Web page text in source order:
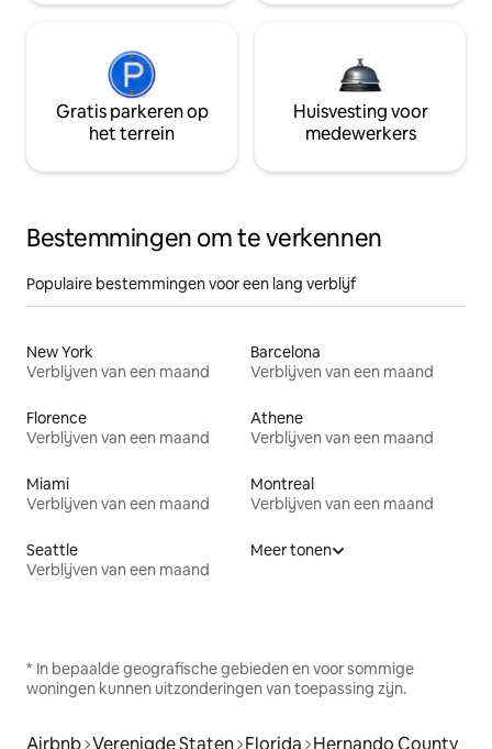
Gratis parkeren op
het terrein
Huisvesting voor
medewerkers
Bestemmingen om te verkennen
Populaire bestemmingen voor een lang verblijf
New York
Verblijven van een maand
Barcelona
Verblijven van een maand
Florence
Verblijven van een maand
Athene
Verblijven van een maand
Miami
Verblijven van een maand
Montreal
Verblijven van een maand
Seattle
Verblijven van een maand
Meer tonen
* In bepaalde geografische gebieden en voor sommige
woningen kunnen uitzonderingen van toepassing zijn.
Airbnb Verenigde Staten Florida Hernando County